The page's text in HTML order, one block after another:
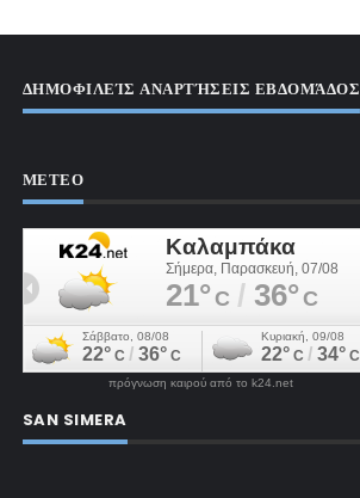
ΔΗΜΟΦΙΛΕΊΣ ΑΝΑΡΤΉΣΕΙΣ ΕΒΔΟΜΆΔΟΣ
ΜΕΤΕΟ
πρόγνωση καιρού από το k24.net
SAN SIMERA